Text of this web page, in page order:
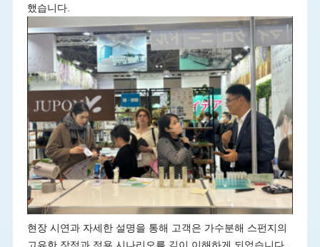
했습니다.
현장 시연과 자세한 설명을 통해 고객은 가수분해 스펀지의